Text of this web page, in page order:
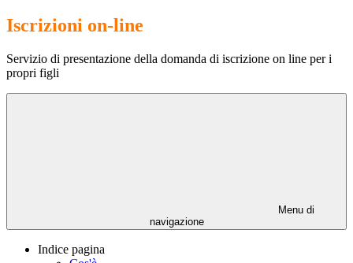
Iscrizioni on-line
Servizio di presentazione della domanda di iscrizione on line per i
propri figli
Menu di
navigazione
Indice pagina